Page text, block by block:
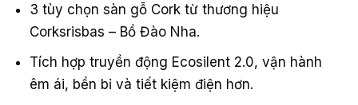
3 tùy chọn sàn gỗ Cork từ thương hiệu
Corksrisbas – Bồ Đào Nha.
Tích hợp truyền động Ecosilent 2.0, vận hành
êm ái, bền bỉ và tiết kiệm điện hơn.